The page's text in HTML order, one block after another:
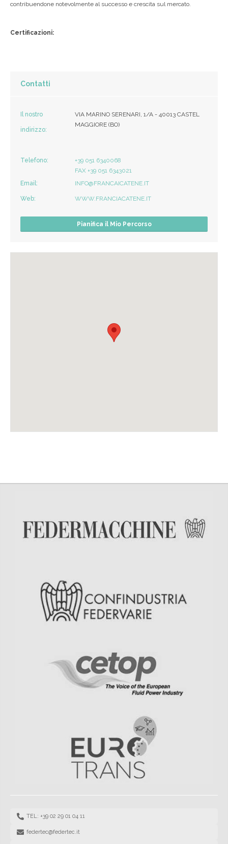
contribuendone notevolmente al successo e crescita sul mercato.
Certificazioni:
Contatti
Il nostro
indirizzo:
VIA MARINO SERENARI, 1/A - 40013 CASTEL
MAGGIORE (BO)
Telefono:
+39 051 6340068
FAX +39 051 6343021
Email:
INFO@FRANCAICATENE.IT
Web: WWW.FRANCIACATENE.IT
Pianifica il Mio Percorso
TEL: +39 02 29 01 04 11
federtec@federtec.it